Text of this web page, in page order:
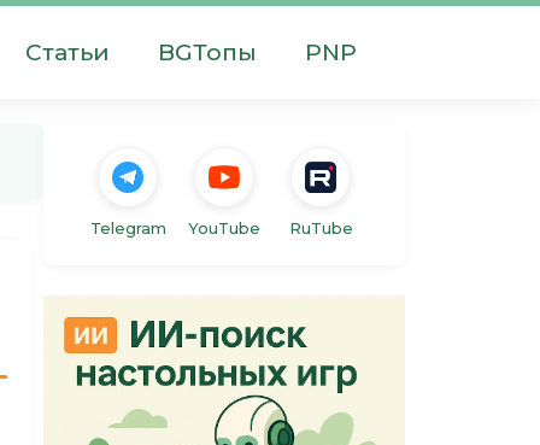
Статьи BGТопы PNP
Telegram YouTube RuTube